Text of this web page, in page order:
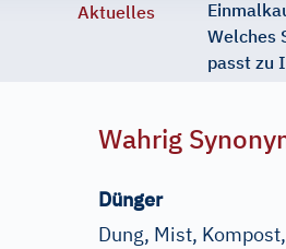
Aktuelles
Welches
passt zu
Wahrig
Dünger
Dung, Mist,